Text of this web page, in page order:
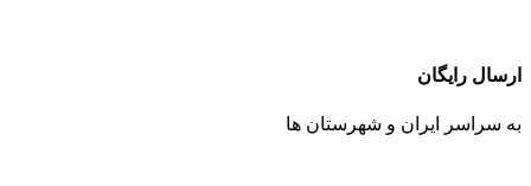
ارسال رایگان
به سراسر ایران و شهرستان ها